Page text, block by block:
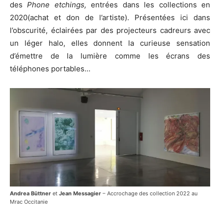
desPhone etchings,entrées dans les collections en
2020(achat et don de l’artiste). Présentées ici dans
l’obscurité, éclairées par des projecteurs cadreurs avec
un léger halo, elles donnent la curieuse sensation
d’émettre de la lumière comme les écrans des
téléphones portables…
Andrea Büttner et Jean Messagier – Accrochage des collection 2022 au
Mrac Occitanie